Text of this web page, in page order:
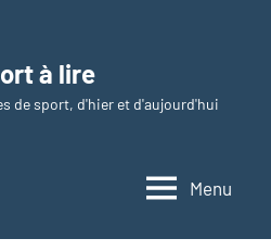
à lire
de sport, d'hier et d'aujourd'hui
Menu